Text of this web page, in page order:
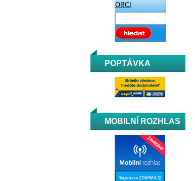
OBCI
POPTÁVKA
MOBILNÍ ROZHLAS